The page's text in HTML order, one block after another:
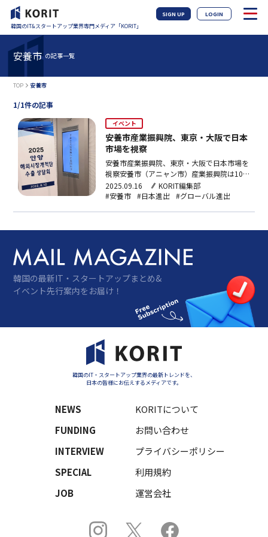
韓国のIT&スタートアップ業界専門メディア「KORIT」
SIGN UP LOGIN
安養市 の記事一覧
TOP 安養市
1/1件の記事
イベント
安養市産業振興院、東京・大阪で日本
市場を視察
安養市産業振興院、東京・大阪で日本市場を
視察安養市（アニャン市）産業振興院は10
日、東京・赤坂の都市センターホテルで
「2025安養海外市場開拓団輸出相談会」を
2025.09.16
KORIT編集部
#安養市 #日本進出 #グローバル進出
韓国の最新IT・スタートアップまとめ&
イベント先行案内をお届け！
韓国のIT・スタートアップ業界の最新トレンドを、
日本の皆様にお伝えするメディアです。
NEWS
FUNDING
INTERVIEW
SPECIAL
JOB
KORITについて
お問い合わせ
プライバシーポリシー
利用規約
運営会社